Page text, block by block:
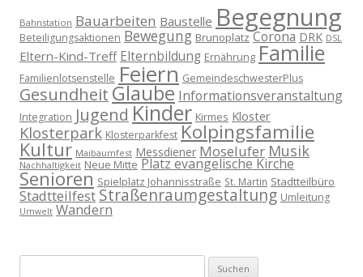
Bahnstation Bauarbeiten Baustelle Begegnung
Beteiligungsaktionen Bewegung Brunoplatz Corona DRK DSL
Eltern-Kind-Treff Elternbildung Ernährung Familie
Familienlotsenstelle Feiern GemeindeschwesterPlus
Gesundheit Glaube Informationsveranstaltung
Integration Jugend Kinder Kirmes Kloster
Klosterpark Klosterparkfest Kolpingsfamilie
Kultur Maibaumfest Messdiener Moselufer Musik
Nachhaltigkeit Neue Mitte Platz evangelische Kirche
Senioren Spielplatz Johannisstraße St. Martin Stadtteilbüro
Stadtteilfest Straßenraumgestaltung Umleitung
Umwelt Wandern